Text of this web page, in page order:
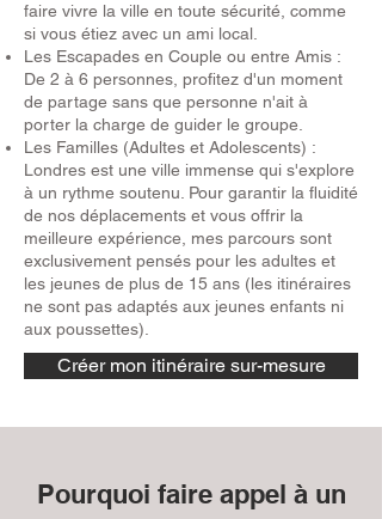
faire vivre la ville en toute sécurité, comme
si vous étiez avec un ami local.
Les Escapades en Couple ou entre Amis :
De 2 à 6 personnes, profitez d'un moment
de partage sans que personne n'ait à
porter la charge de guider le groupe.
Les Familles (Adultes et Adolescents) :
Londres est une ville immense qui s'explore
à un rythme soutenu. Pour garantir la fluidité
de nos déplacements et vous offrir la
meilleure expérience, mes parcours sont
exclusivement pensés pour les adultes et
les jeunes de plus de 15 ans (les itinéraires
ne sont pas adaptés aux jeunes enfants ni
aux poussettes).
Créer mon itinéraire sur-mesure
Pourquoi faire appel à un